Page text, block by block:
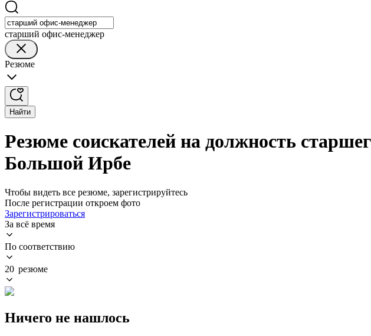
старший офис-менеджер
Резюме
Найти
Резюме соискателей на должность
Большой Ирбе
Чтобы видеть все резюме, зарегистрируйтесь
После регистрации откроем фото
Зарегистрироваться
За всё время
По соответствию
20 резюме
Ничего не нашлось